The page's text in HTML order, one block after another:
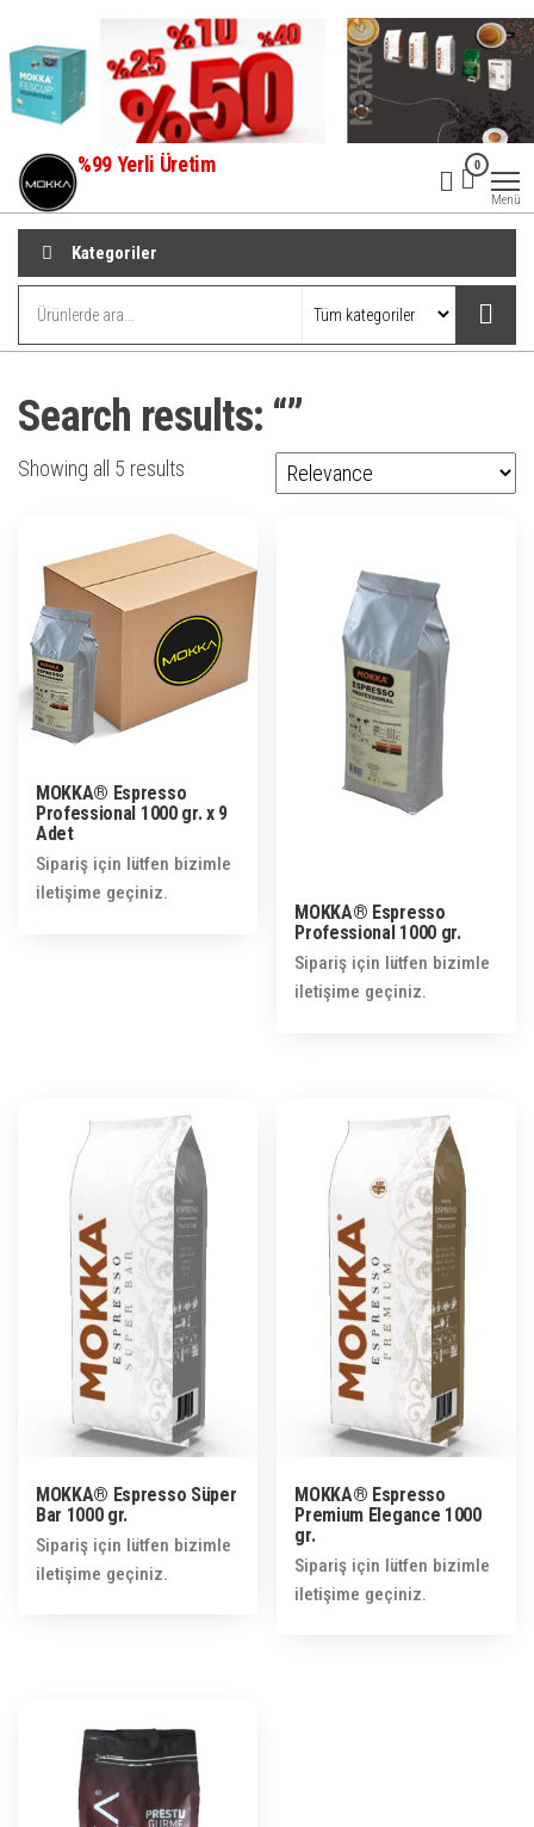
atla
%99 Yerli Üretim 0
Menü
Kategoriler
Search results: “”
Showing all 5 results
MOKKA® Espresso
Professional 1000 gr. x 9
Adet
Sipariş için lütfen bizimle
iletişime geçiniz.
MOKKA® Espresso
Professional 1000 gr.
Sipariş için lütfen bizimle
iletişime geçiniz.
MOKKA® Espresso Süper
Bar 1000 gr.
Sipariş için lütfen bizimle
iletişime geçiniz.
MOKKA® Espresso
Premium Elegance 1000
gr.
Sipariş için lütfen bizimle
iletişime geçiniz.